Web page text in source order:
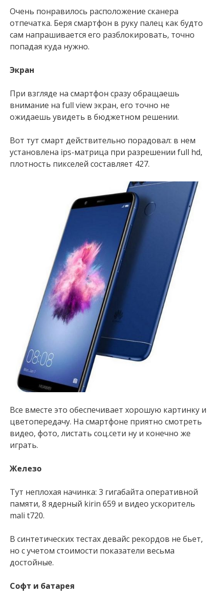
Очень понравилось расположение сканера
отпечатка. Беря смартфон в руку палец как будто
сам напрашивается его разблокировать, точно
попадая куда нужно.
Экран
При взгляде на смартфон сразу обращаешь
внимание на full view экран, его точно не
ожидаешь увидеть в бюджетном решении.
Вот тут смарт действительно порадовал: в нем
установлена ips-матрица при разрешении full hd,
плотность пикселей составляет 427.
Все вместе это обеспечивает хорошую картинку и
цветопередачу. На смартфоне приятно смотреть
видео, фото, листать соц.сети ну и конечно же
играть.
Железо
Тут неплохая начинка: 3 гигабайта оперативной
памяти, 8 ядерный kirin 659 и видео ускоритель
mali t720.
В синтетических тестах девайс рекордов не бьет,
но с учетом стоимости показатели весьма
достойные.
Софт и батарея